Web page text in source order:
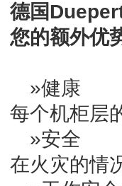
德国
您的额外优
»健康
每个机柜层
»安全
在火灾的情